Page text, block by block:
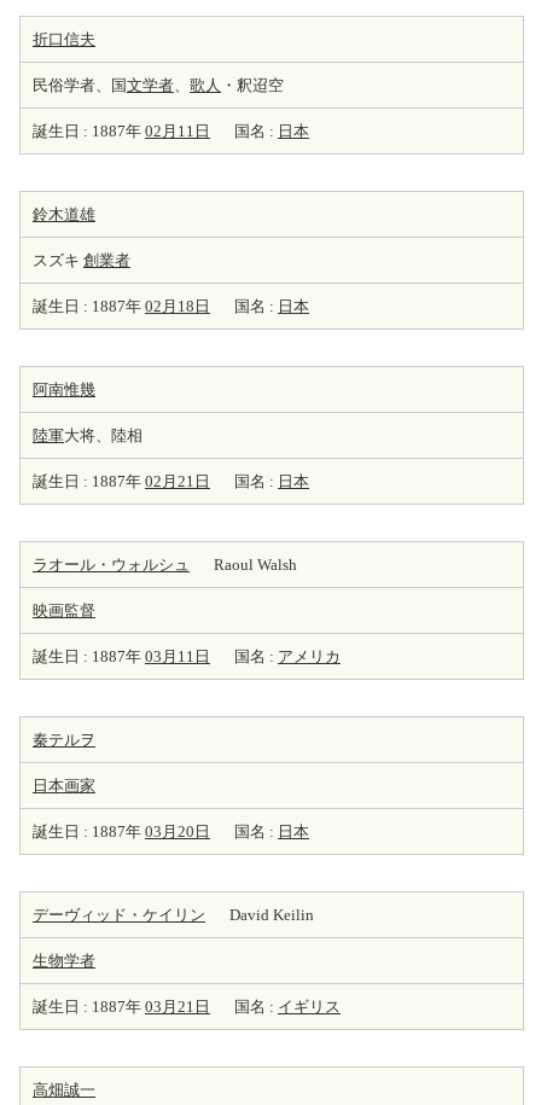
折口信夫
民俗学者、国文学者、 歌人 ・釈迢空
誕生日 : 1887年 02月11日 国名 : 日本
鈴木道雄
スズキ 創業者
誕生日 : 1887年 02月18日 国名 : 日本
阿南惟幾
陸軍大将、陸相
誕生日 : 1887年 02月21日 国名 : 日本
ラオール・ウォルシュ Raoul Walsh
映画監督
誕生日 : 1887年 03月11日 国名 : アメリカ
秦テルヲ
日本画家
誕生日 : 1887年 03月20日 国名 : 日本
デーヴィッド・ケイリン David Keilin
生物学者
誕生日 : 1887年 03月21日 国名 : イギリス
高畑誠一